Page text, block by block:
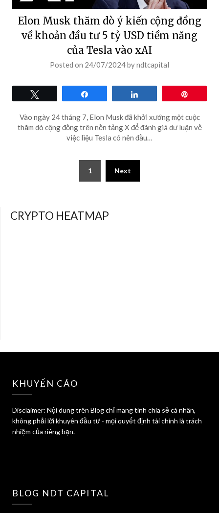
Elon Musk thăm dò ý kiến ​​cộng đồng
về khoản đầu tư 5 tỷ USD tiềm năng
của Tesla vào xAI
Posted on 24/07/2024byndtcapital
Vào ngày 24 tháng 7, Elon Musk đã khởi xướng một cuộc
thăm dò cộng đồng trên nền tảng X để đánh giá dư luận về
việc liệu Tesla có nên đầu…
1 Next
CRYPTO HEATMAP
KHUYẾN CÁO
Disclaimer: Nội dung trên Blog chỉ mang tính chia sẻ cá nhân,
không phải lời khuyên đầu tư - mọi quyết định tài chính là trách
nhiệm của riêng bạn.
BLOG NDT CAPITAL